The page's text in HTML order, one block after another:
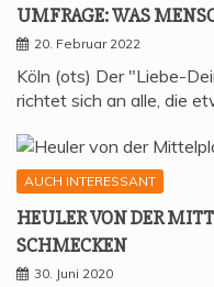
UMFRA­GE: WAS
20. Februar 2022
Köln (ots) Der "Liebe-
richtet sich an alle, die
AUCH INTERESSANT
HEU­LER VON DER
SCHMECKEN
30. Juni 2020